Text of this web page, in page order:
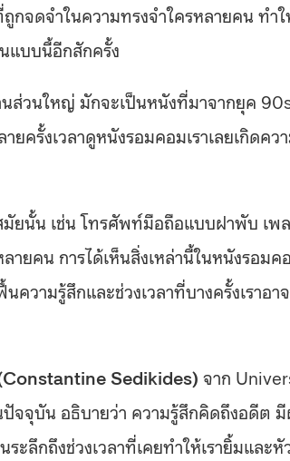
กจดจำในความทรงจำใครหลายคน ทำ
แบบนี้อีกสักครั้ง
ส่วนใหญ่ มักจะเป็นหนังที่มาจากยุค
ยครั้งเวลาดูหนังรอมคอมเราเลยเกิดค
ยนั้น เช่น โทรศัพท์มือถือแบบฝาพับ เพ
ายคน การได้เห็นสิ่งเหล่านี้ในหนังรอม
ความรู้สึกและช่วงเวลาที่บางครั้งเราอ
Sedikides) จาก
จจุบัน อธิบายว่า ความรู้สึกคิดถึงอดีต
ลึกถึงช่วงเวลาที่เคยทำให้เรายิ้มและหั